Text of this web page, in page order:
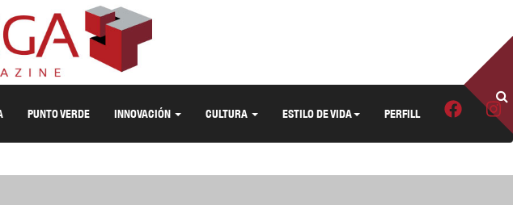
PUNTO VERDE INNOVACIÓN CULTURA ESTILO DE VIDA PERFILL